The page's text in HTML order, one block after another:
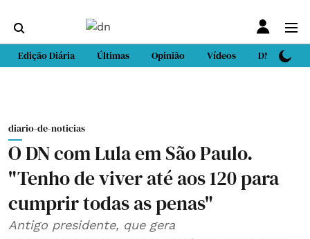
Edição Diária Últimas Opinião Vídeos DN Sport
diario-de-noticias
O DN com Lula em São Paulo.
"Tenho de viver até aos 120 para
cumprir todas as penas"
Antigo presidente, que gera